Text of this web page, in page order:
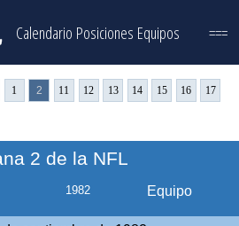
Calendario Posiciones Equipos ===
1 2 11 12 13 14 15 16 17
2 de la NFL
1982 Equipo